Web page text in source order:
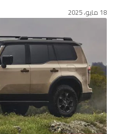
18 مايو، 2025